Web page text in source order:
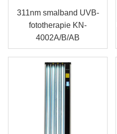
311nm smalband UVB-
fototherapie KN-
4002A/B/AB